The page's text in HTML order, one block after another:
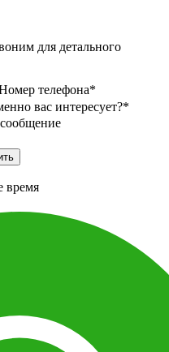
для детального
телефона*
вас интересует?*
время